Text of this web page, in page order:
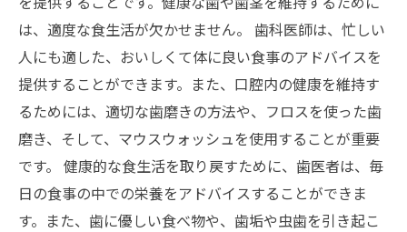
は、適度な食生活が欠かせません。 歯科医師は、忙しい
人にも適した、おいしくて体に良い食事のアドバイスを
提供することができます。また、口腔内の健康を維持す
るためには、適切な歯磨きの方法や、フロスを使った歯
磨き、そして、マウスウォッシュを使用することが重要
です。 健康的な食生活を取り戻すために、歯医者は、毎
日の食事の中での栄養をアドバイスすることができま
す。また、歯に優しい食べ物や、歯垢や虫歯を引き起こ